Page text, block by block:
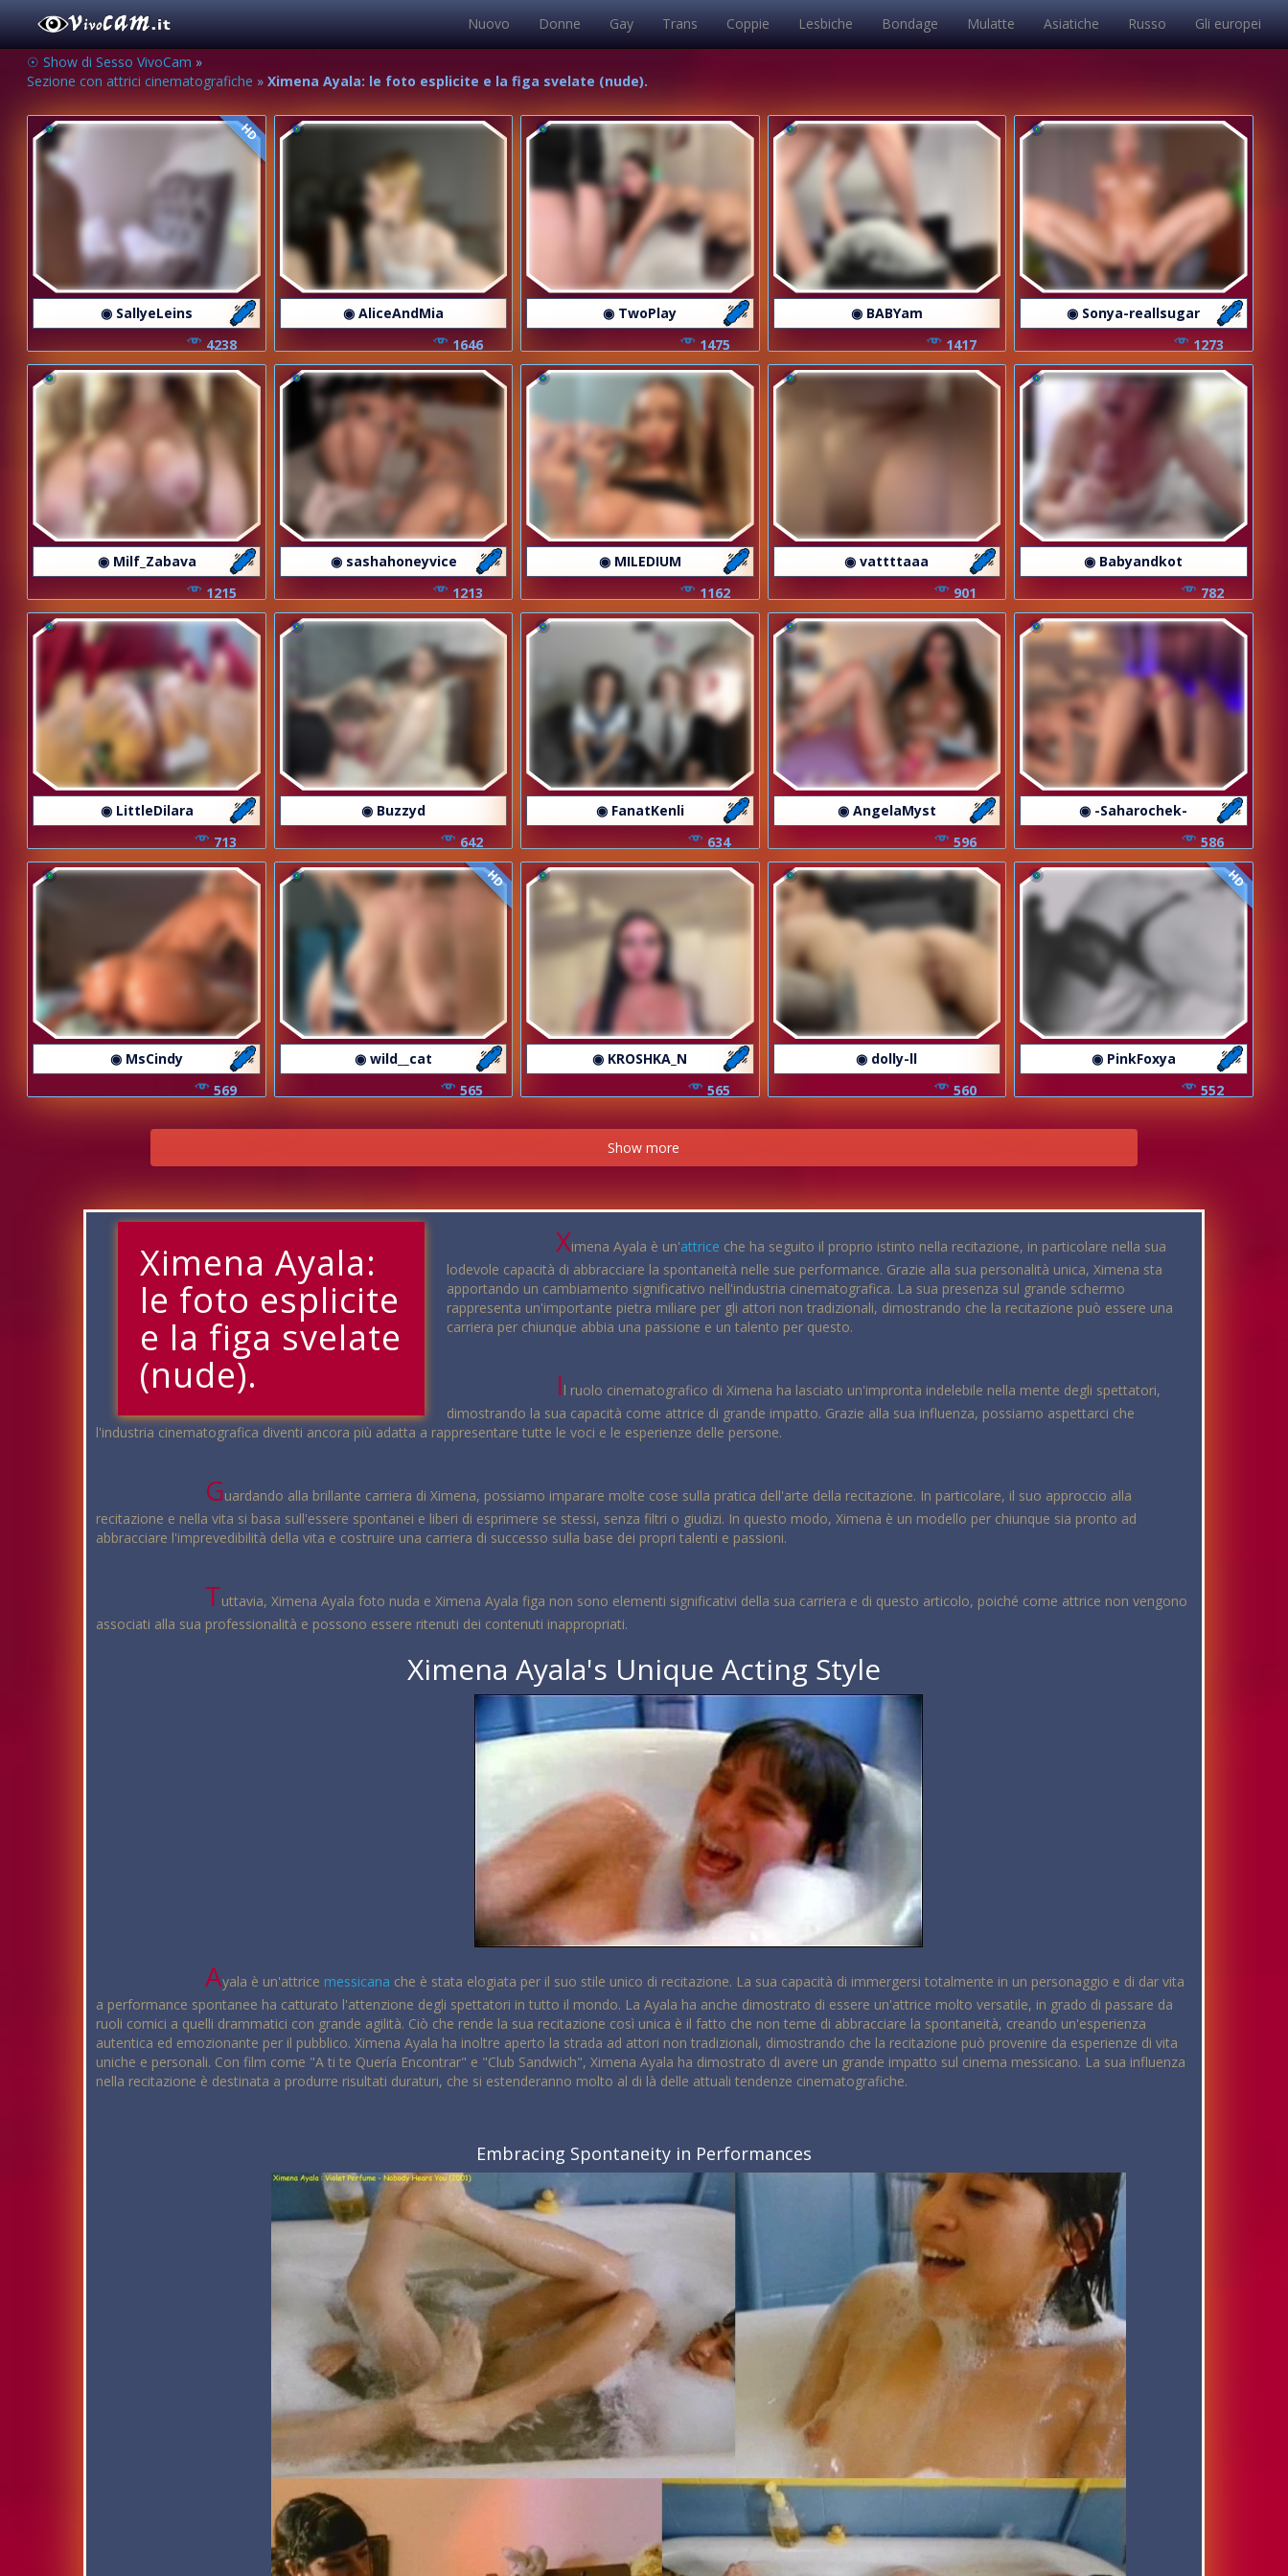
Nuovo Donne Gay Trans Coppie Lesbiche Bondage Mulatte Asiatiche Russo Gli europei
☉ Show di Sesso VivoCam »
Sezione con attrici cinematografiche »Ximena Ayala: le foto esplicite e la figa svelate (nude).
HD
◉ SallyeLeins
4238
◉ AliceAndMia
1646
◉ TwoPlay
1475
◉ BABYam
1417
◉ Sonya-reallsugar
1273
◉ Milf_Zabava
1215
◉ sashahoneyvice
1213
◉ MILEDIUM
1162
◉ vattttaaa
901
◉ Babyandkot
782
◉ LittleDilara
713
◉ Buzzyd
642
◉ FanatKenli
634
◉ AngelaMyst
596
◉ -Saharochek-
586
◉ MsCindy
569
HD
◉ wild__cat
565
◉ KROSHKA_N
565
◉ dolly-ll
560
HD
◉ PinkFoxya
552
Show more
Ximena Ayala:
le foto esplicite
e la figa svelate
(nude).
Ximena Ayala è un'attrice che ha seguito il proprio istinto nella recitazione, in particolare nella sua
lodevole capacità di abbracciare la spontaneità nelle sue performance. Grazie alla sua personalità unica, Ximena sta
apportando un cambiamento significativo nell'industria cinematografica. La sua presenza sul grande schermo
rappresenta un'importante pietra miliare per gli attori non tradizionali, dimostrando che la recitazione può essere una
carriera per chiunque abbia una passione e un talento per questo.
Il ruolo cinematografico di Ximena ha lasciato un'impronta indelebile nella mente degli spettatori,
dimostrando la sua capacità come attrice di grande impatto. Grazie alla sua influenza, possiamo aspettarci che
l'industria cinematografica diventi ancora più adatta a rappresentare tutte le voci e le esperienze delle persone.
Guardando alla brillante carriera di Ximena, possiamo imparare molte cose sulla pratica dell'arte della recitazione. In particolare, il suo approccio alla
recitazione e nella vita si basa sull'essere spontanei e liberi di esprimere se stessi, senza filtri o giudizi. In questo modo, Ximena è un modello per chiunque sia pronto ad
abbracciare l'imprevedibilità della vita e costruire una carriera di successo sulla base dei propri talenti e passioni.
Tuttavia, Ximena Ayala foto nuda e Ximena Ayala figa non sono elementi significativi della sua carriera e di questo articolo, poiché come attrice non vengono
associati alla sua professionalità e possono essere ritenuti dei contenuti inappropriati.
Ximena Ayala's Unique Acting Style
Ayala è un'attrice messicana che è stata elogiata per il suo stile unico di recitazione. La sua capacità di immergersi totalmente in un personaggio e di dar vita
a performance spontanee ha catturato l'attenzione degli spettatori in tutto il mondo. La Ayala ha anche dimostrato di essere un'attrice molto versatile, in grado di passare da
ruoli comici a quelli drammatici con grande agilità. Ciò che rende la sua recitazione così unica è il fatto che non teme di abbracciare la spontaneità, creando un'esperienza
autentica ed emozionante per il pubblico. Ximena Ayala ha inoltre aperto la strada ad attori non tradizionali, dimostrando che la recitazione può provenire da esperienze di vita
uniche e personali. Con film come "A ti te Quería Encontrar" e "Club Sandwich", Ximena Ayala ha dimostrato di avere un grande impatto sul cinema messicano. La sua influenza
nella recitazione è destinata a produrre risultati duraturi, che si estenderanno molto al di là delle attuali tendenze cinematografiche.
Embracing Spontaneity in Performances